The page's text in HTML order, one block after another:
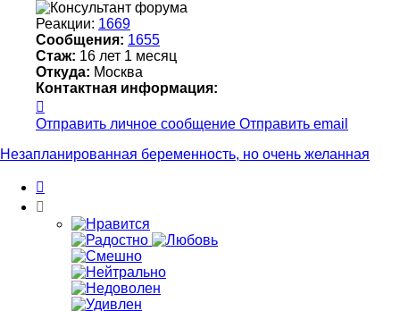
Реакции: 1669
Сообщения: 1655
Стаж: 16 лет 1 месяц
Откуда: Москва
Контактная информация:
информация
пользователя
Путинцева
Отправить личное сообщение Отправить email
Незапланированная беременность, но очень желанная